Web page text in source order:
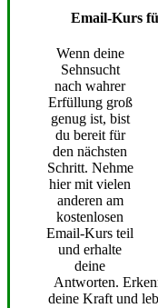
Email-Kurs
Wenn deine
Sehnsucht
nach wahrer
Erfüllung groß
genug ist, bist
du bereit für
den nächsten
Schritt. Nehme
hier mit vielen
anderen am
kostenlosen
Email-Kurs teil
und erhalte
deine
Antworten.
deine Kraft und